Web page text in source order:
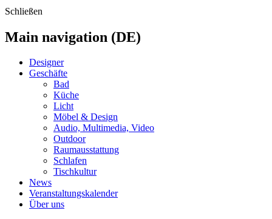
Schließen
Main navigation (DE)
Designer
Geschäfte
Bad
Küche
Licht
Möbel & Design
Audio, Multimedia, Video
Outdoor
Raumausstattung
Schlafen
Tischkultur
News
Veranstaltungskalender
Über uns